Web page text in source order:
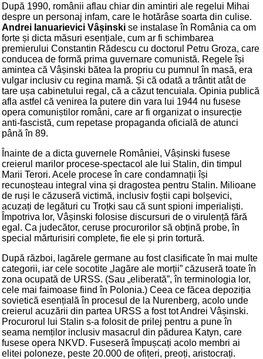
După 1990, românii aflau chiar din amintiri ale regelui Mihai
despre un personaj infam, care le hotărâse soarta din culise.
Andrei Ianuarievici Vâșinski se instalase în România ca om
forte și dicta măsuri esențiale, cum ar fi schimbarea
premierului Constantin Rădescu cu doctorul Petru Groza, care
conducea de formă prima guvernare comunistă. Regele își
amintea că Vâșinski bătea la propriu cu pumnul în masă, era
vulgar inclusiv cu regina mamă. Și că odată a trântit atât de
tare ușa cabinetului regal, că a căzut tencuiala. Opinia publică
afla astfel că venirea la putere din vara lui 1944 nu fusese
opera comuniștilor români, care ar fi organizat o insurecție
anti-fascistă, cum repetase propaganda oficială de atunci
până în 89.
Înainte de a dicta guvernele României, Vâșinski fusese
creierul marilor procese-spectacol ale lui Stalin, din timpul
Marii Terori. Acele procese în care condamnații își
recunoșteau integral vina și dragostea pentru Stalin. Milioane
de ruși le căzuseră victimă, inclusiv foștii capi bolșevici,
acuzați de legături cu Troțki sau că sunt spioni imperialiști.
Împotriva lor, Vâșinski folosise discursuri de o virulență fără
egal. Ca judecător, ceruse procurorilor să obțină probe, în
special mărturisiri complete, fie ele și prin tortură.
După război, lagărele germane au fost clasificate în mai multe
categorii, iar cele socotite „lagăre ale morții” căzuseră toate în
zona ocupată de URSS. (Sau „eliberată”, în terminologia lor,
cele mai faimoase fiind în Polonia.) Ceea ce făcea depoziția
sovietică esențială în procesul de la Nurenberg, acolo unde
creierul acuzării din partea URSS a fost tot Andrei Vâșinski.
Procurorul lui Stalin s-a folosit de prilej pentru a pune în
seama nemților inclusiv masacrul din pădurea Katyn, care
fusese opera NKVD. Fuseseră împușcați acolo membri ai
elitei poloneze, peste 20.000 de ofițeri, preoți, aristocrați.